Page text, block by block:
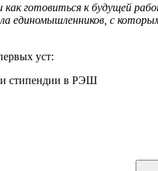
готовиться к будущей
единомышленников, с
уст:
и стипендии в РЭШ